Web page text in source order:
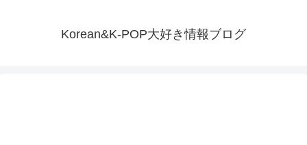
Korean&K-POP大好き情報ブログ